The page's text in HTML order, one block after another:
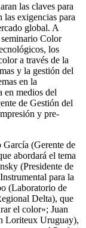
las claves para
exigencias para
global. A
Color
los
a través de la
y la gestión del
en la
en medios del
de Gestión del
y pre-
García (Gerente de
abordará el tema
(Presidente de
para la
(Laboratorio de
Delta), que
el color»; Juan
Loriteux Uruguay),